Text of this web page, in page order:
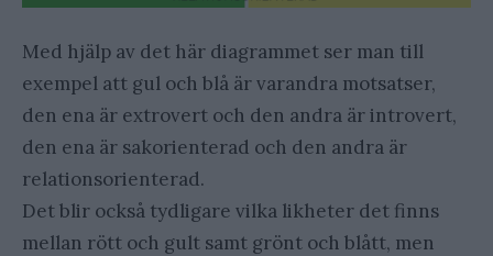
Med hjälp av det här diagrammet ser man till
exempel att gul och blå är varandra motsatser,
den ena är extrovert och den andra är introvert,
den ena är sakorienterad och den andra är
relationsorienterad.
Det blir också tydligare vilka likheter det finns
mellan rött och gult samt grönt och blått, men